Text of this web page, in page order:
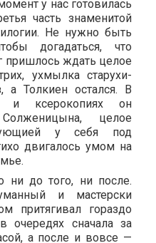
у нас готовилась
часть знаменитой
Не нужно быть
догадаться, что
пришлось ждать целое
ухмылка старухи-
Толкиен остался. В
и ксерокопиях он
целое
у себя под
двигалось умом на
ни до того, ни после.
и мастерски
притягивал гораздо
очередях сначала за
а после и вовсе —